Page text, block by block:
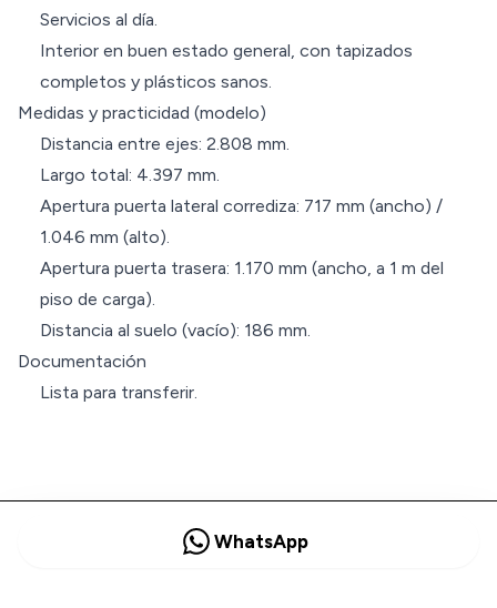
Servicios al día.
Interior en buen estado general, con tapizados
completos y plásticos sanos.
Medidas y practicidad (modelo)
Distancia entre ejes: 2.808 mm.
Largo total: 4.397 mm.
Apertura puerta lateral corrediza: 717 mm (ancho) /
1.046 mm (alto).
Apertura puerta trasera: 1.170 mm (ancho, a 1 m del
piso de carga).
Distancia al suelo (vacío): 186 mm.
Documentación
Lista para transferir.
WhatsApp